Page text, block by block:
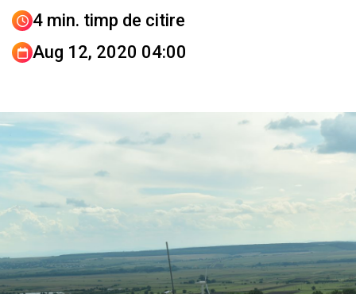
4 min. timp de citire
Aug 12, 2020 04:00